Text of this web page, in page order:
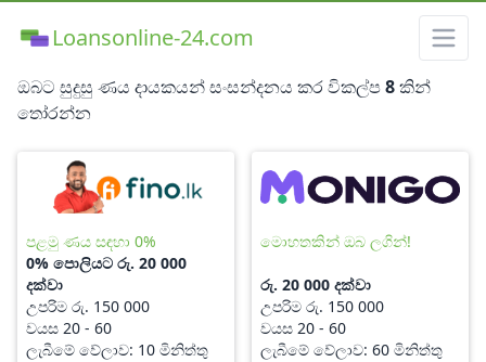
Loansonline-24.com
ඔබට සුදුසු ණය දායකයන් සංසන්දනය කර විකල්ප8කින්
තෝරන්න
පළමු ණය සඳහා 0%
0% පොලියට රු. 20 000
දක්වා
උපරිම රු. 150 000
වයස 20 - 60
ලැබීමේ වේලාව: 10 මිනිත්තු
මොහතකින් ඔබ ලගින්!
රු. 20 000 දක්වා
උපරිම රු. 150 000
වයස 20 - 60
ලැබීමේ වේලාව: 60 මිනිත්තු